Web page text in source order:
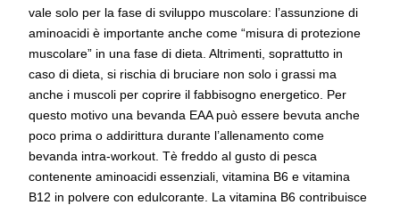
vale solo per la fase di sviluppo muscolare: l’assunzione di
aminoacidi è importante anche come “misura di protezione
muscolare” in una fase di dieta. Altrimenti, soprattutto in
caso di dieta, si rischia di bruciare non solo i grassi ma
anche i muscoli per coprire il fabbisogno energetico. Per
questo motivo una bevanda EAA può essere bevuta anche
poco prima o addirittura durante l’allenamento come
bevanda intra-workout. Tè freddo al gusto di pesca
contenente aminoacidi essenziali, vitamina B6 e vitamina
B12 in polvere con edulcorante. La vitamina B6 contribuisce